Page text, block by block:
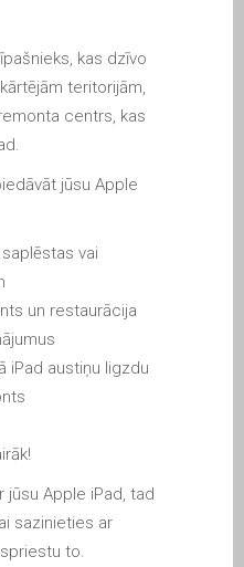
Apple Mac macOS & OS X
Repairs
Apple Mac Mini Repairs
and Upgrades in Dundee
Apple Mac Pro Repair
Apple Mac, iPhone, iPad &
upgrades in Dundee-
Angus, Tayside and North
Dundee – Power Supplies
iPhone and iPad in Dundee
Contact Us
kas dzīvo
teritorijām,
centrs, kas
jūsu Apple
vai
un restaurācija
iPad austiņu ligzdu
jūsu Apple iPad, tad
sazinieties ar
to.